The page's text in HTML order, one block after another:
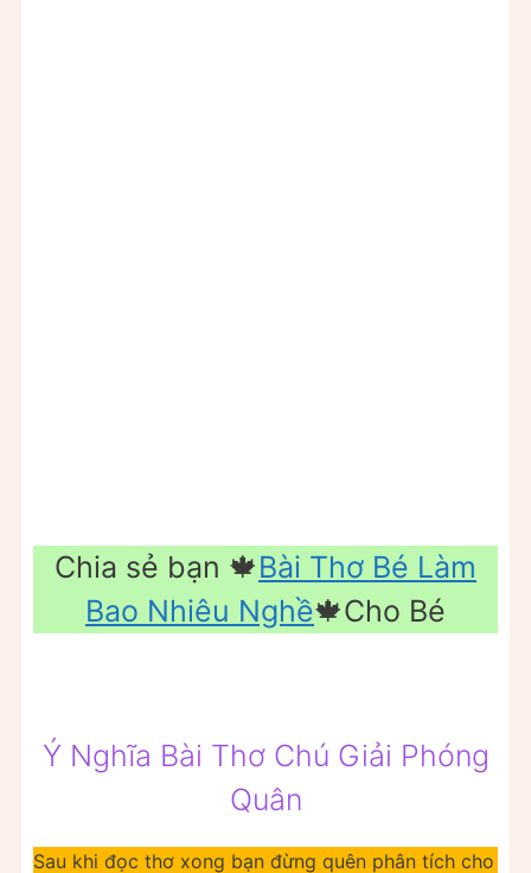
Chia sẻ bạn 🍁Bài Thơ Bé Làm
Bao Nhiêu Nghề🍁Cho Bé
Ý Nghĩa Bài Thơ Chú Giải Phóng
Quân
Sau khi đọc thơ xong bạn đừng quên phân tích cho